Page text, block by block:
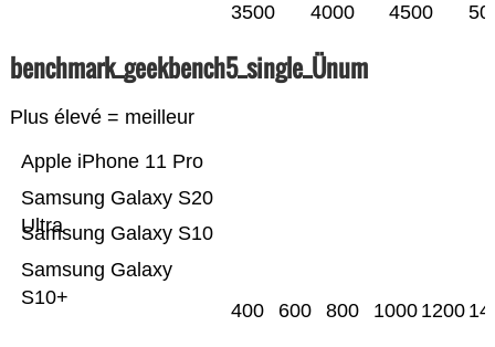
3500 4000 4500
benchmark_geekbench5_single_Ünum
Plus élevé = meilleur
Samsung Galaxy
S10+
Samsung Galaxy S10
Samsung Galaxy S20
Ultra
Apple iPhone 11 Pro
400 600 800 1000 1200